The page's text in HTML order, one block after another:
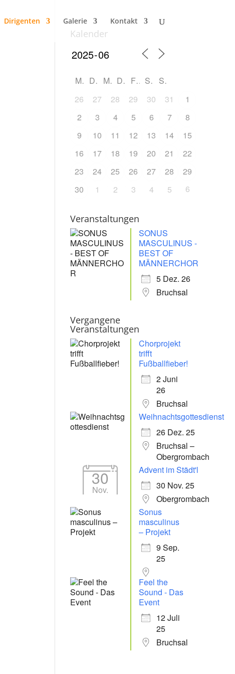
Dirigenten Galerie Kontakt
Kalender
M D M D F S
S
26
27 28 29 30 31
1
2
3 4 5 6 7
8
9
10 11 12 13 14
15
16
17 18 19 20 21
22
23
24 25 26 27 28
29
30
1 2 3 4 5 6
Veranstaltungen
SONUS
MASCULINUS -
BEST OF
MÄNNERCHOR
5 Dez. 26
Bruchsal
Vergangene
Veranstaltungen
Chorprojekt
trifft
Fußballfieber!
2 Juni
26
Bruchsal
Weihnachtsgottesdienst
26 Dez. 25
Bruchsal –
Obergrombach
30
Nov.
Advent im Städt'l
30 Nov. 25
Obergrombach
Sonus
masculinus
– Projekt
9 Sep.
25
Feel the
Sound - Das
Event
12 Juli
25
Bruchsal